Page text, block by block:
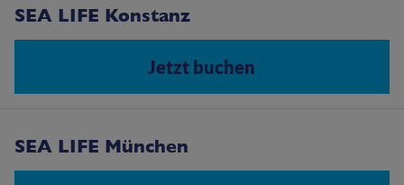
SEA LIFE Konstanz
Jetzt buchen
SEA LIFE München